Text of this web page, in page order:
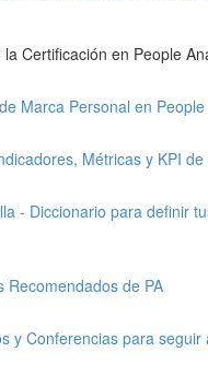
la Certificación en People
Marca Personal en
Métricas y KPI de
- Diccionario para definir
Recomendados de PA
y Conferencias para seguir